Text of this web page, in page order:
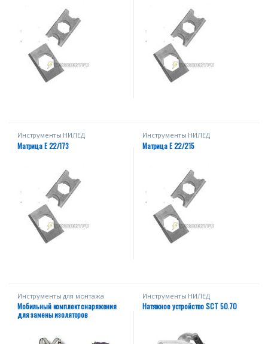
Инструменты НИЛЕД
Матрица E 22/173
Инструменты НИЛЕД
Матрица E 22/215
Инструменты для монтажа
Мобильный комплект снаряжения
для замены изоляторов
Инструменты НИЛЕД
Натяжное устройство SСT 50.70